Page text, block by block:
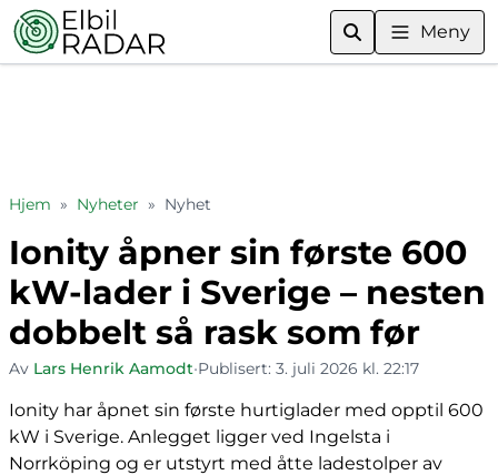
Meny
Hjem » Nyheter » Nyhet
Ionity åpner sin første 600
kW-lader i Sverige – nesten
dobbelt så rask som før
Av Lars Henrik Aamodt•Publisert: 3. juli 2026 kl. 22:17
Ionity har åpnet sin første hurtiglader med opptil 600
kW i Sverige. Anlegget ligger ved Ingelsta i
Norrköping og er utstyrt med åtte ladestolper av